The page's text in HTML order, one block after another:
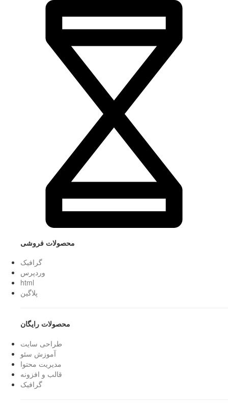
محصولات فروشی
گرافیک
وردپرس
html
پلاگین
محصولات رایگان
طراحی سایت
آموزش سئو
مدیریت محتوا
قالب و افزونه
گرافیک